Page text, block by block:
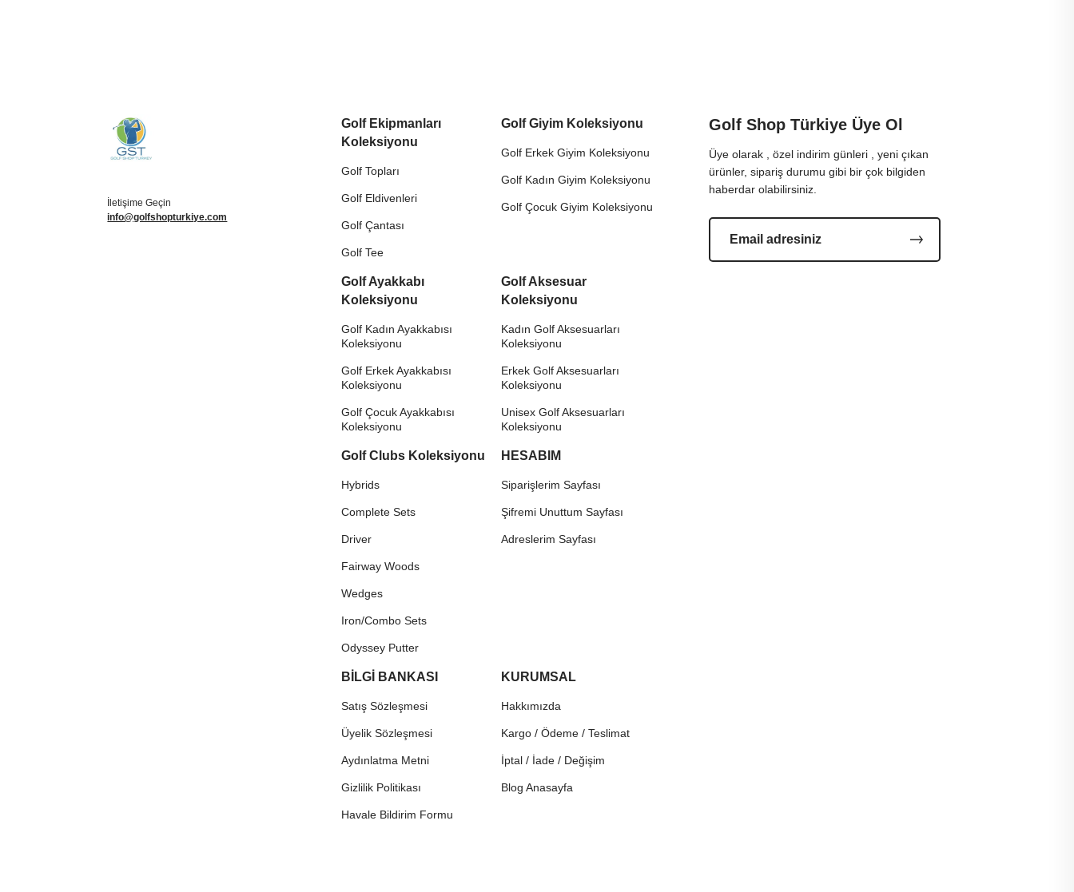
İletişime Geçin
info@golfshopturkiye.com
Golf Ekipmanları
Koleksiyonu
Golf Topları
Golf Eldivenleri
Golf Çantası
Golf Tee
Golf Giyim Koleksiyonu
Golf Erkek Giyim Koleksiyonu
Golf Kadın Giyim Koleksiyonu
Golf Çocuk Giyim Koleksiyonu
Golf Ayakkabı
Koleksiyonu
Golf Kadın Ayakkabısı
Koleksiyonu
Golf Erkek Ayakkabısı
Koleksiyonu
Golf Çocuk Ayakkabısı
Koleksiyonu
Golf Aksesuar
Koleksiyonu
Kadın Golf Aksesuarları
Koleksiyonu
Erkek Golf Aksesuarları
Koleksiyonu
Unisex Golf Aksesuarları
Koleksiyonu
Golf Clubs Koleksiyonu
Hybrids
Complete Sets
Driver
Fairway Woods
Wedges
Iron/Combo Sets
Odyssey Putter
HESABIM
Siparişlerim Sayfası
Şifremi Unuttum Sayfası
Adreslerim Sayfası
BİLGİ BANKASI
Satış Sözleşmesi
Üyelik Sözleşmesi
Aydınlatma Metni
Gizlilik Politikası
Havale Bildirim Formu
KURUMSAL
Hakkımızda
Kargo / Ödeme / Teslimat
İptal / İade / Değişim
Blog Anasayfa
Golf Shop Türkiye Üye Ol
Üye olarak , özel indirim günleri , yeni çıkan
ürünler, sipariş durumu gibi bir çok bilgiden
haberdar olabilirsiniz.